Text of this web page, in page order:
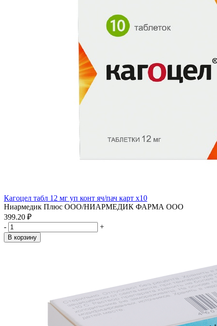
Кагоцел табл 12 мг уп конт яч/пач карт x10
Ниармедик Плюс ООО/НИАРМЕДИК ФАРМА ООО
399.20 ₽
-
+
В корзину